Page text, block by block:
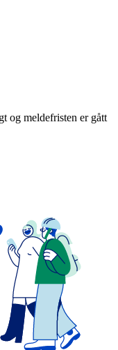
og meldefristen er gått